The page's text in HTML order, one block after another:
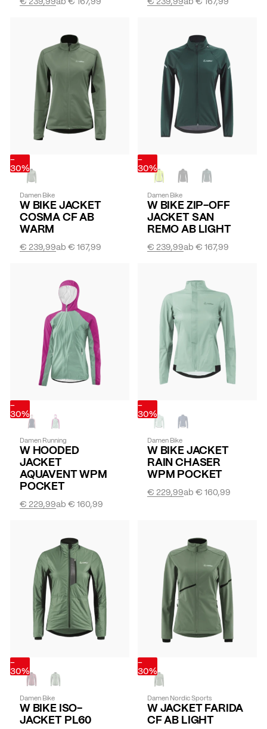
-
30%
Damen Bike
W BIKE JACKET
COSMA CF AB
WARM
ab€ 167,99
€ 239,99
-
30%
Damen Bike
W BIKE ZIP-OFF
JACKET SAN
REMO AB LIGHT
ab€ 167,99
€ 239,99
-
30%
Damen Running
W HOODED
JACKET
AQUAVENT WPM
POCKET
ab€ 160,99
€ 229,99
-
30%
Damen Bike
W BIKE JACKET
RAIN CHASER
WPM POCKET
ab€ 160,99
€ 229,99
-
30%
Damen Bike
W BIKE ISO-
JACKET PL60
-
30%
Damen Nordic Sports
W JACKET FARIDA
CF AB LIGHT